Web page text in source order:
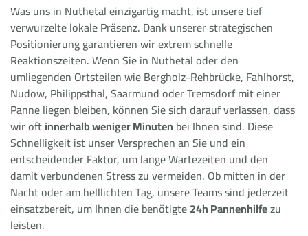
Was uns in Nuthetal einzigartig macht, ist unsere tief
verwurzelte lokale Präsenz. Dank unserer strategischen
Positionierung garantieren wir extrem schnelle
Reaktionszeiten. Wenn Sie in Nuthetal oder den
umliegenden Ortsteilen wie Bergholz-Rehbrücke, Fahlhorst,
Nudow, Philippsthal, Saarmund oder Tremsdorf mit einer
Panne liegen bleiben, können Sie sich darauf verlassen, dass
wir oftinnerhalb weniger Minuten bei Ihnen sind. Diese
Schnelligkeit ist unser Versprechen an Sie und ein
entscheidender Faktor, um lange Wartezeiten und den
damit verbundenen Stress zu vermeiden. Ob mitten in der
Nacht oder am helllichten Tag, unsere Teams sind jederzeit
einsatzbereit, um Ihnen die benötigte24h Pannenhilfezu
leisten.